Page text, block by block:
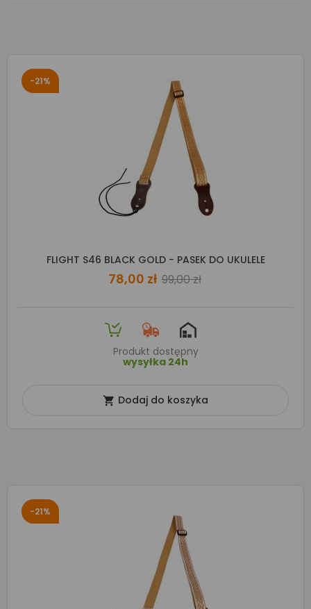
-21%
FLIGHT S46 BLACK GOLD - PASEK DO UKULELE
78,00 zł 99,00 zł
Produkt dostępny
wysyłka 24h
 Dodaj do koszyka
-21%